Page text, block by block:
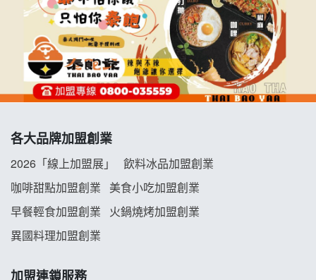
拉亞漢堡加盟說明會
杜芳子古味茶鋪加盟說明會
優握握×酸奶大獅加盟說明會
阿性情趣無人販售所加盟明會
龍涎居好湯加盟說明會
各大品牌加盟創業
2026「線上加盟展」
飲料冰品加盟創業
咖啡甜點加盟創業
美食小吃加盟創業
早餐輕食加盟創業
火鍋燒烤加盟創業
異國料理加盟創業
加盟連鎖服務